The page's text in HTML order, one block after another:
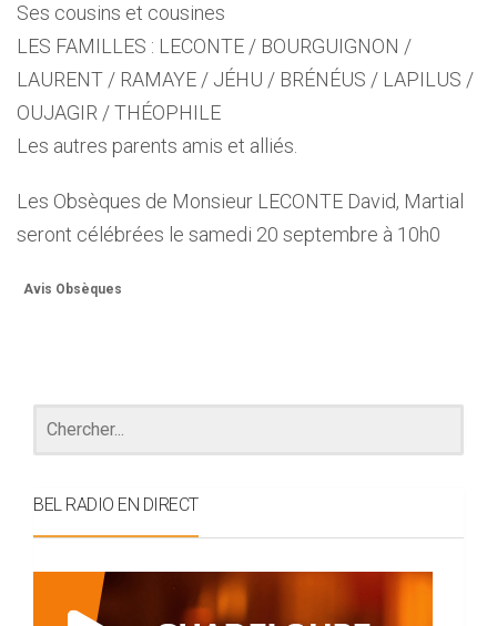
Ses cousins et cousines
LES FAMILLES : LECONTE / BOURGUIGNON /
LAURENT / RAMAYE / JÉHU / BRÉNÉUS / LAPILUS /
OUJAGIR / THÉOPHILE
Les autres parents amis et alliés.
Les Obsèques de Monsieur LECONTE David, Martial
seront célébrées le samedi 20 septembre à 10h0
Avis Obsèques
BEL RADIO EN DIRECT